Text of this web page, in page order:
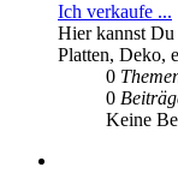
Ich verkaufe ...
Hier kannst Du
Platten, Deko,
0
0
Keine